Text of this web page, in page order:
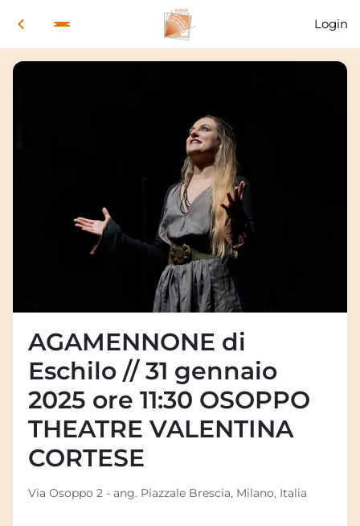
Login
AGAMENNONE di
Eschilo // 31 gennaio
2025 ore 11:30 OSOPPO
THEATRE VALENTINA
CORTESE
Via Osoppo 2 - ang. Piazzale Brescia, Milano, Italia